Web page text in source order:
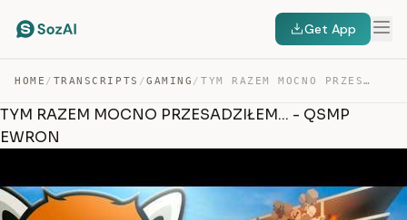
Get App
HOME / TRANSCRIPTS /GAMING / TYM RAZEM MOCNO PRZESADZIŁEM… – QSMP EWRON — TRANSCRIPT
TYM RAZEM MOCNO PRZESADZIŁEM... - QSMP
EWRON